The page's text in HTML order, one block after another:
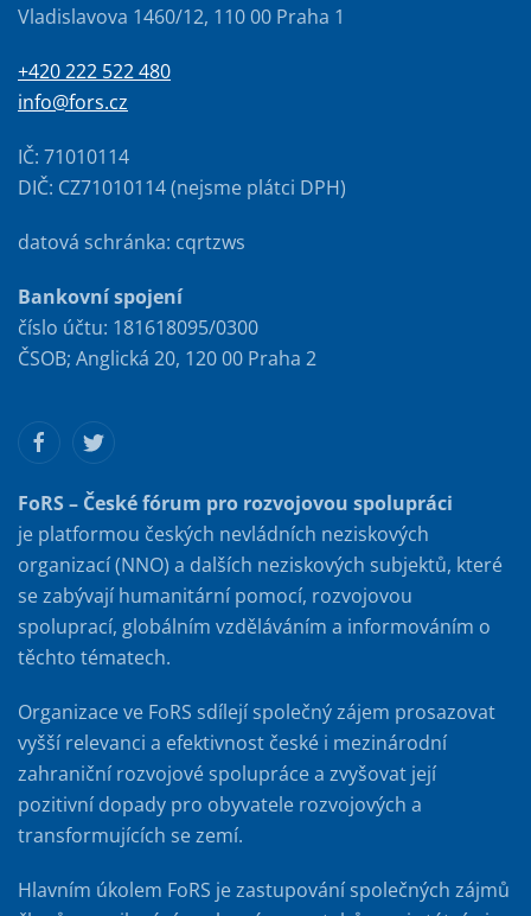
Vladislavova 1460/12, 110 00 Praha 1
+420 222 522 480
info@fors.cz
IČ: 71010114
DIČ: CZ71010114 (nejsme plátci DPH)
datová schránka: cqrtzws
Bankovní spojení
číslo účtu: 181618095/0300
ČSOB; Anglická 20, 120 00 Praha 2
FoRS – České fórum pro rozvojovou spolupráci
je platformou českých nevládních neziskových
organizací (NNO) a dalších neziskových subjektů, které
se zabývají humanitární pomocí, rozvojovou
spoluprací, globálním vzděláváním a informováním o
těchto tématech.
Organizace ve FoRS sdílejí společný zájem prosazovat
vyšší relevanci a efektivnost české i mezinárodní
zahraniční rozvojové spolupráce a zvyšovat její
pozitivní dopady pro obyvatele rozvojových a
transformujících se zemí.
Hlavním úkolem FoRS je zastupování společných zájmů